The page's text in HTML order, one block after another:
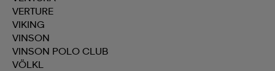
VERTURE
VIKING
VINSON
VINSON POLO CLUB
VÖLKL